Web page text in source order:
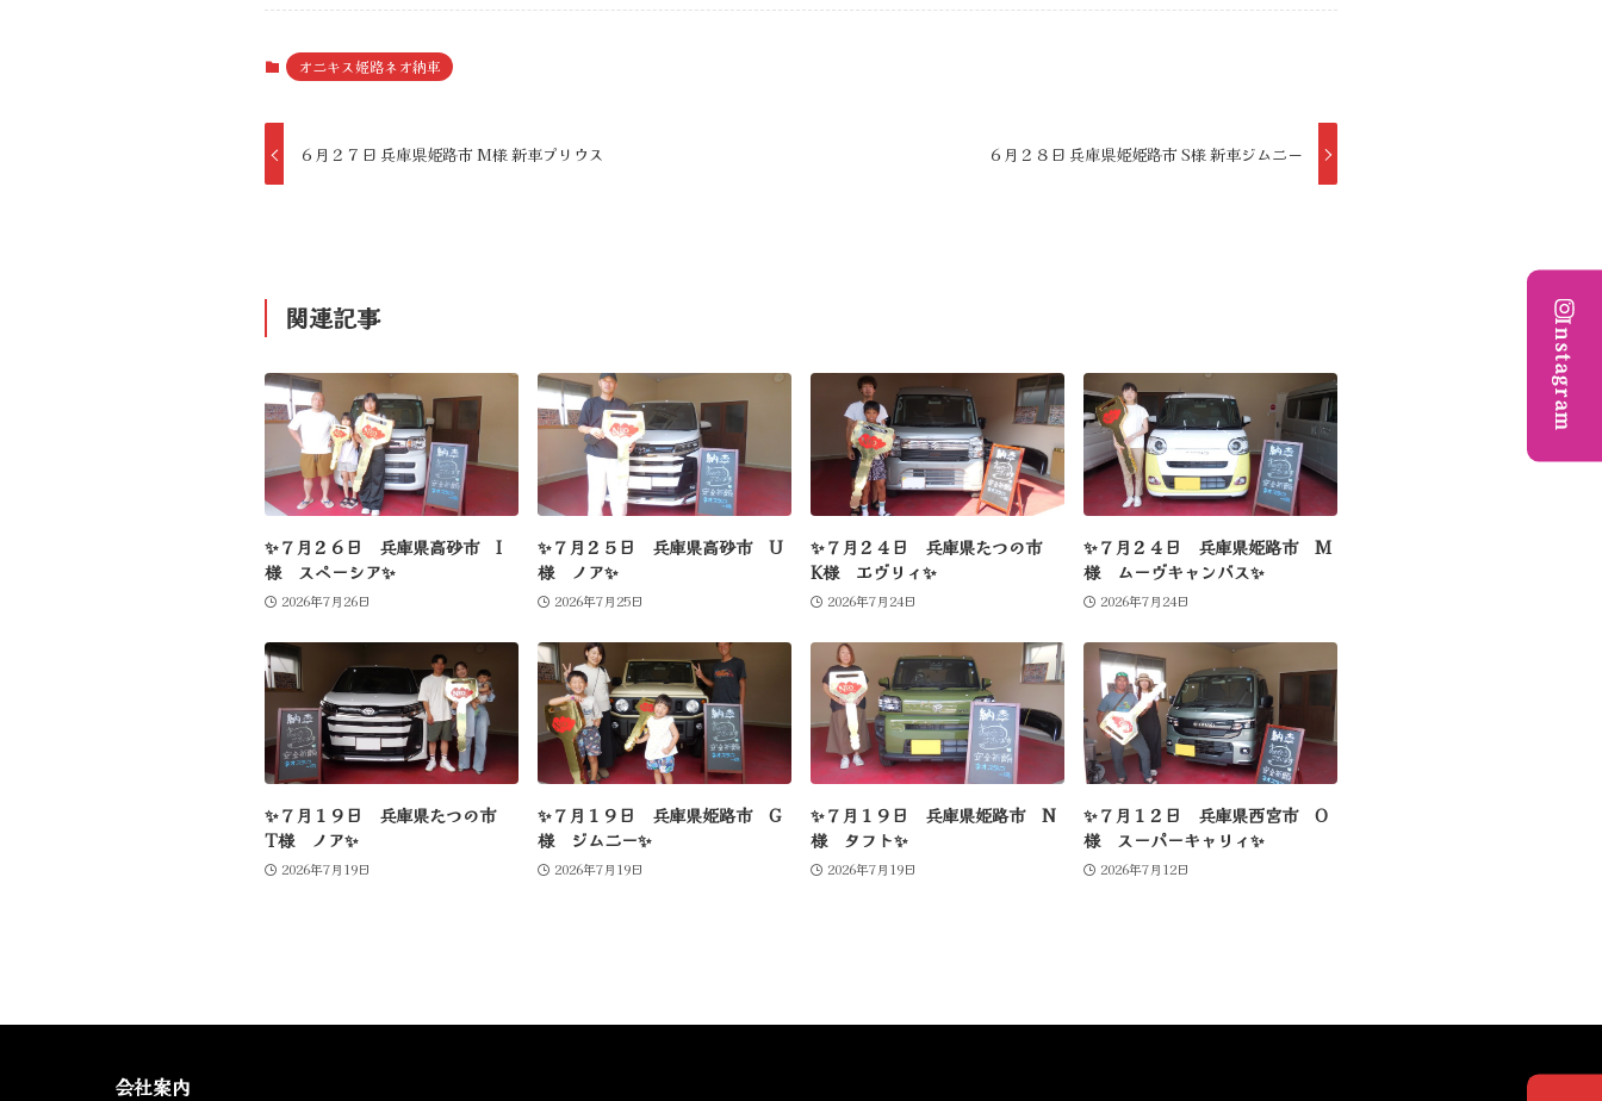
オニキス姫路ネオ納車
６月２７日 兵庫県姫路市 M様 新車プリウス ６月２８日 兵庫県姫姫路市 S様 新車ジムニー
関連記事
✨７月２６日 兵庫県高砂市 I
様 スペーシア✨
2026年7月26日
✨７月２５日 兵庫県高砂市 U
様 ノア✨
2026年7月25日
✨７月２４日 兵庫県たつの市
K様 エヴリィ✨
2026年7月24日
✨７月２４日 兵庫県姫路市 M
様 ムーヴキャンバス✨
2026年7月24日
✨７月１９日 兵庫県たつの市
T様 ノア✨
2026年7月19日
✨７月１９日 兵庫県姫路市 G
様 ジムニー✨
2026年7月19日
✨７月１９日 兵庫県姫路市 N
様 タフト✨
2026年7月19日
✨７月１２日 兵庫県西宮市 O
様 スーパーキャリィ✨
2026年7月12日
Instagram
会社案内